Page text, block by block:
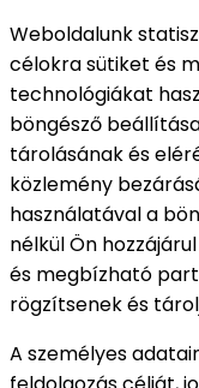
Weboldalunk
célokra sütiket és
technológiákat
böngésző
tárolásának és
közlemény
használatával a
nélkül Ön
és megbízható
rögzítsenek és
A személyes